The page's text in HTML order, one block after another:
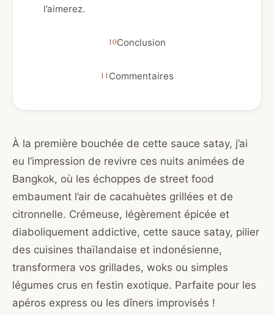
l’aimerez.
Conclusion
Commentaires
À la première bouchée de cette sauce satay, j’ai
eu l’impression de revivre ces nuits animées de
Bangkok, où les échoppes de street food
embaument l’air de cacahuètes grillées et de
citronnelle. Crémeuse, légèrement épicée et
diaboliquement addictive, cette sauce satay, pilier
des cuisines thaïlandaise et indonésienne,
transformera vos grillades, woks ou simples
légumes crus en festin exotique. Parfaite pour les
apéros express ou les dîners improvisés !